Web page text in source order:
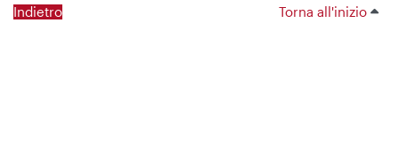
Indietro Torna all'inizio